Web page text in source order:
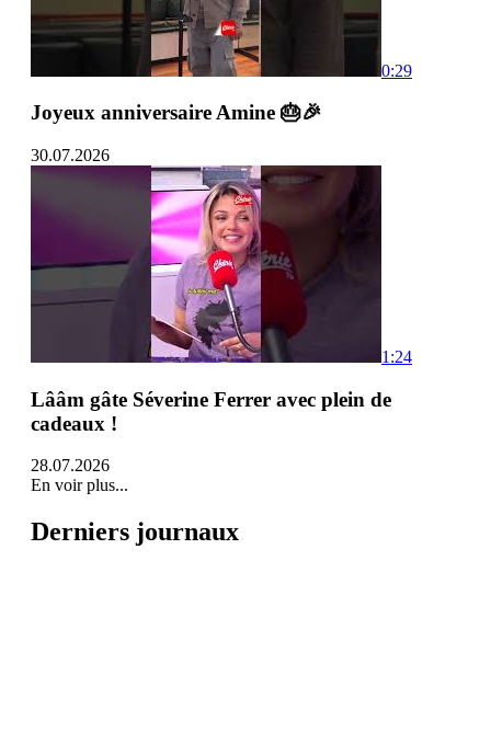
0:29
Joyeux anniversaire Amine 🎂🎉
30.07.2026
1:24
Lââm gâte Séverine Ferrer avec plein de
cadeaux !
28.07.2026
En voir plus...
Derniers journaux